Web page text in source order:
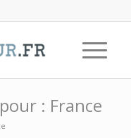
: France